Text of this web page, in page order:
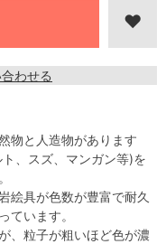
わせる
物と人造物があります
、スズ、マンガン等)を
絵具が色数が豊富で耐久
ています。
、粒子が粗いほど色が濃